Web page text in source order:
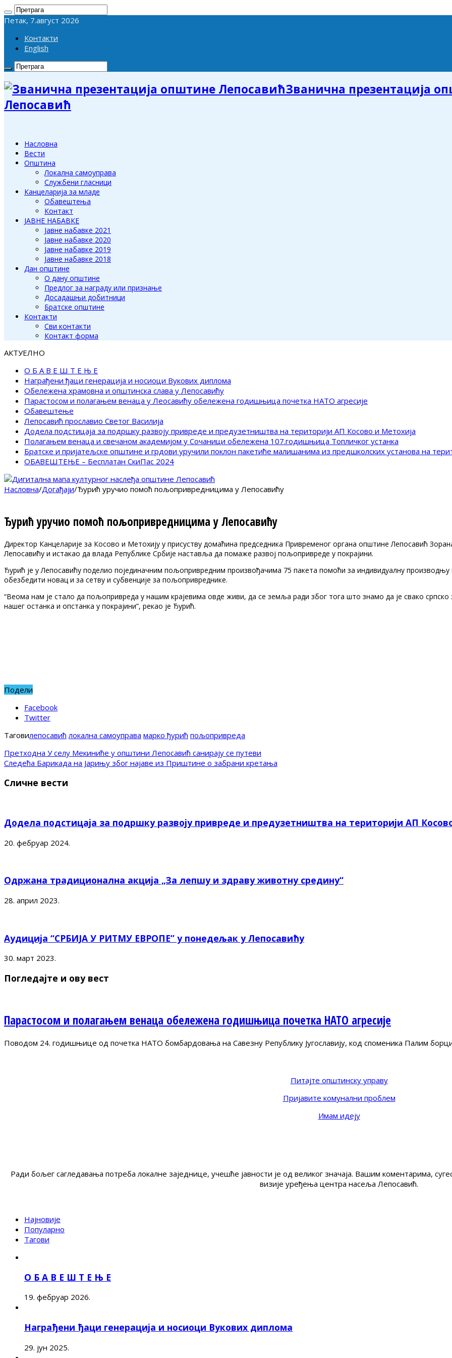
Петак, 7.август 2026
Контакти
English
Званична презентација
Лепосавић
Насловна
Вести
Општина
Локална самоуправа
Службени гласници
Канцеларија за младе
Обавештења
Контакт
ЈАВНЕ НАБАВКЕ
Јавне набавке 2021
Јавне набавке 2020
Јавне набавке 2019
Јавне набавке 2018
Дан општине
О дану општине
Предлог за награду или признање
Досадашњи добитници
Братске општине
Контакти
Сви контакти
Контакт форма
АКТУЕЛНО
О Б А В Е Ш Т Е Њ Е
Награђени ђаци генерација и носиоци Вукових диплома
Обележена храмовна и општинска слава у Лепосавићу
Парастосом и полагањем венаца у Леосавићу обележена годишњица почетка НАТО агресије
Обавештење
Лепосавић прославио Светог Василија
Додела подстицаја за подршку развоју привреде и предузетништва на територији АП Косово и Метохија
Полагањем венаца и свечаном академијом у Сочаници обележена 107.годишњица Топличког устанка
Братске и пријатељске општине и грдови уручили поклон пакетиће малишанима из предшколских установа на
ОБАВЕШТЕЊЕ – Бесплатан СкиПас 2024
Насловна/Догађаји/Ђурић уручио помоћ пољопривредницима у Лепосавићу
Ђурић уручио помоћ пољопривредницима у Лепосавићу
Директор Канцеларије за Косово и Метохију у присуству домаћина председника Привременог органа општине Лепосавић
Лепосавићу и истакао да влада Републике Србије наставља да помаже развој пољопривреде у покрајини.
Ђурић је у Лепосавићу поделио појединачним пољопривредним произвођачима 75 пакета помоћи за индивидуалну
обезбедити новац и за сетву и субвенције за пољопривреднике.
“Веома нам је стало да пољопривреда у нашим крајевима овде живи, да се земља ради због тога што знамо да је свако
нашег останка и опстанка у покрајини”, рекао је Ђурић.
Подели
Facebook
Twitter
Таговилепосавић локална самоуправа марко ђурић пољопривреда
Претходна У селу Мекиниће у општини Лепосавић санирају се путеви
Следећа Барикада на Јарињу због најаве из Приштине о забрани кретања
Сличне вести
Додела подстицаја за подршку развоју привреде и предузетништва на територији АП
20. фебруар 2024.
Одржана традиционална акција „За лепшу и здраву животну средину“
28. април 2023.
Аудиција “СРБИЈА У РИТМУ ЕВРОПЕ” у понедељак у Лепосавићу
30. март 2023.
Погледајте и ову вест
Парастосом и полагањем венаца обележена годишњица почетка НАТО агресије
Поводом 24. годишњице од почетка НАТО бомбардовања на Савезну Републику Југославију, код споменика Палим
Питајте општинску управу
Пријавите комунални проблем
Имам идеју
Ради бољег сагледавања потреба локалне заједнице, учешће јавности је од великог значаја. Вашим коментарима,
визије уређења центра насеља Лепосавић.
Најновије
Популарно
Тагови
О Б А В Е Ш Т Е Њ Е
19. фебруар 2026.
Награђени ђаци генерација и носиоци Вукових диплома
29. јун 2025.